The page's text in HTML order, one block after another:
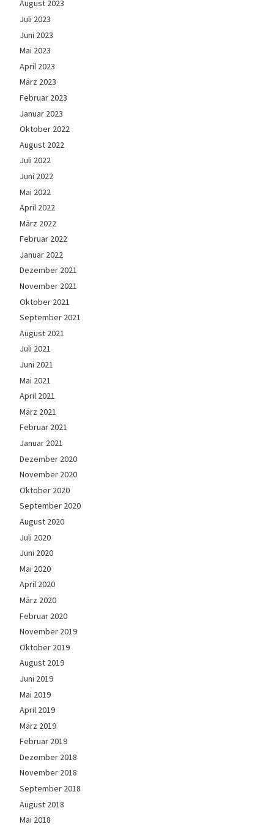
August 2023
Juli 2023
Juni 2023
Mai 2023
April 2023
März 2023
Februar 2023
Januar 2023
Oktober 2022
August 2022
Juli 2022
Juni 2022
Mai 2022
April 2022
März 2022
Februar 2022
Januar 2022
Dezember 2021
November 2021
Oktober 2021
September 2021
August 2021
Juli 2021
Juni 2021
Mai 2021
April 2021
März 2021
Februar 2021
Januar 2021
Dezember 2020
November 2020
Oktober 2020
September 2020
August 2020
Juli 2020
Juni 2020
Mai 2020
April 2020
März 2020
Februar 2020
November 2019
Oktober 2019
August 2019
Juni 2019
Mai 2019
April 2019
März 2019
Februar 2019
Dezember 2018
November 2018
September 2018
August 2018
Mai 2018